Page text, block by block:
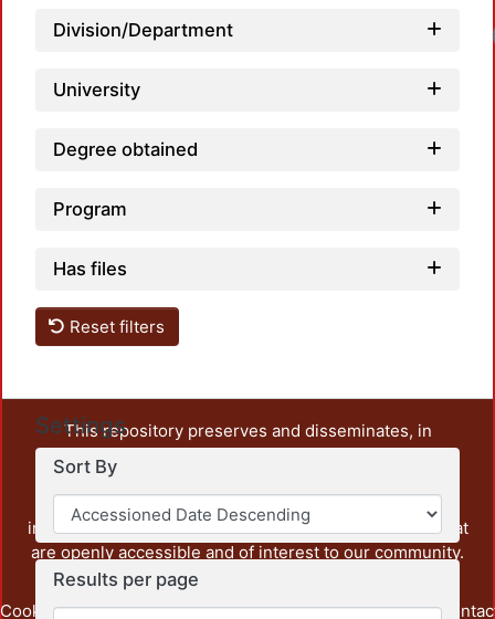
Division/Department
University
Degree obtained
Program
Has files
Reset filters
Settings
Sort By
Results per page
This repository preserves and disseminates, in
unrestricted open access, the teaching and research
output of UAM Azcapotzalco. It also includes some
administrative and graphic documents from the
institution, as well as content from other institutions that
are openly accessible and of interest to our community.
Cookie Privacy End User Send